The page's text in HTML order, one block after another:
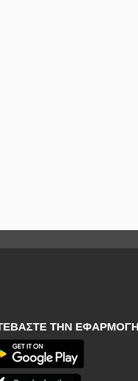
ΤΗΝ ΕΦΑΡΜΟΓΉ